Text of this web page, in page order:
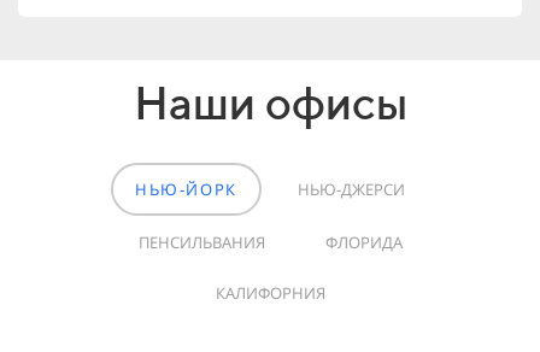
Наши офисы
НЬЮ-ЙОРК НЬЮ-ДЖЕРСИ
ПЕНСИЛЬВАНИЯ ФЛОРИДА
КАЛИФОРНИЯ